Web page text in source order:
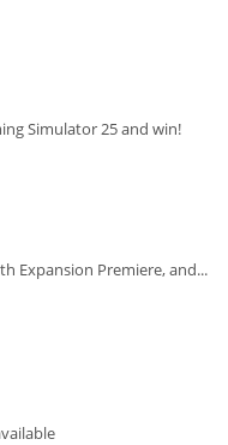
Simulator 25 and win!
Expansion Premiere, and...